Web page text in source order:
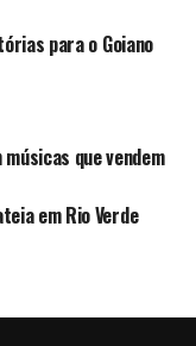
para o Goiano
que vendem
em Rio Verde